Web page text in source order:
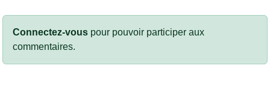
Connectez-vous pour pouvoir participer aux
commentaires.